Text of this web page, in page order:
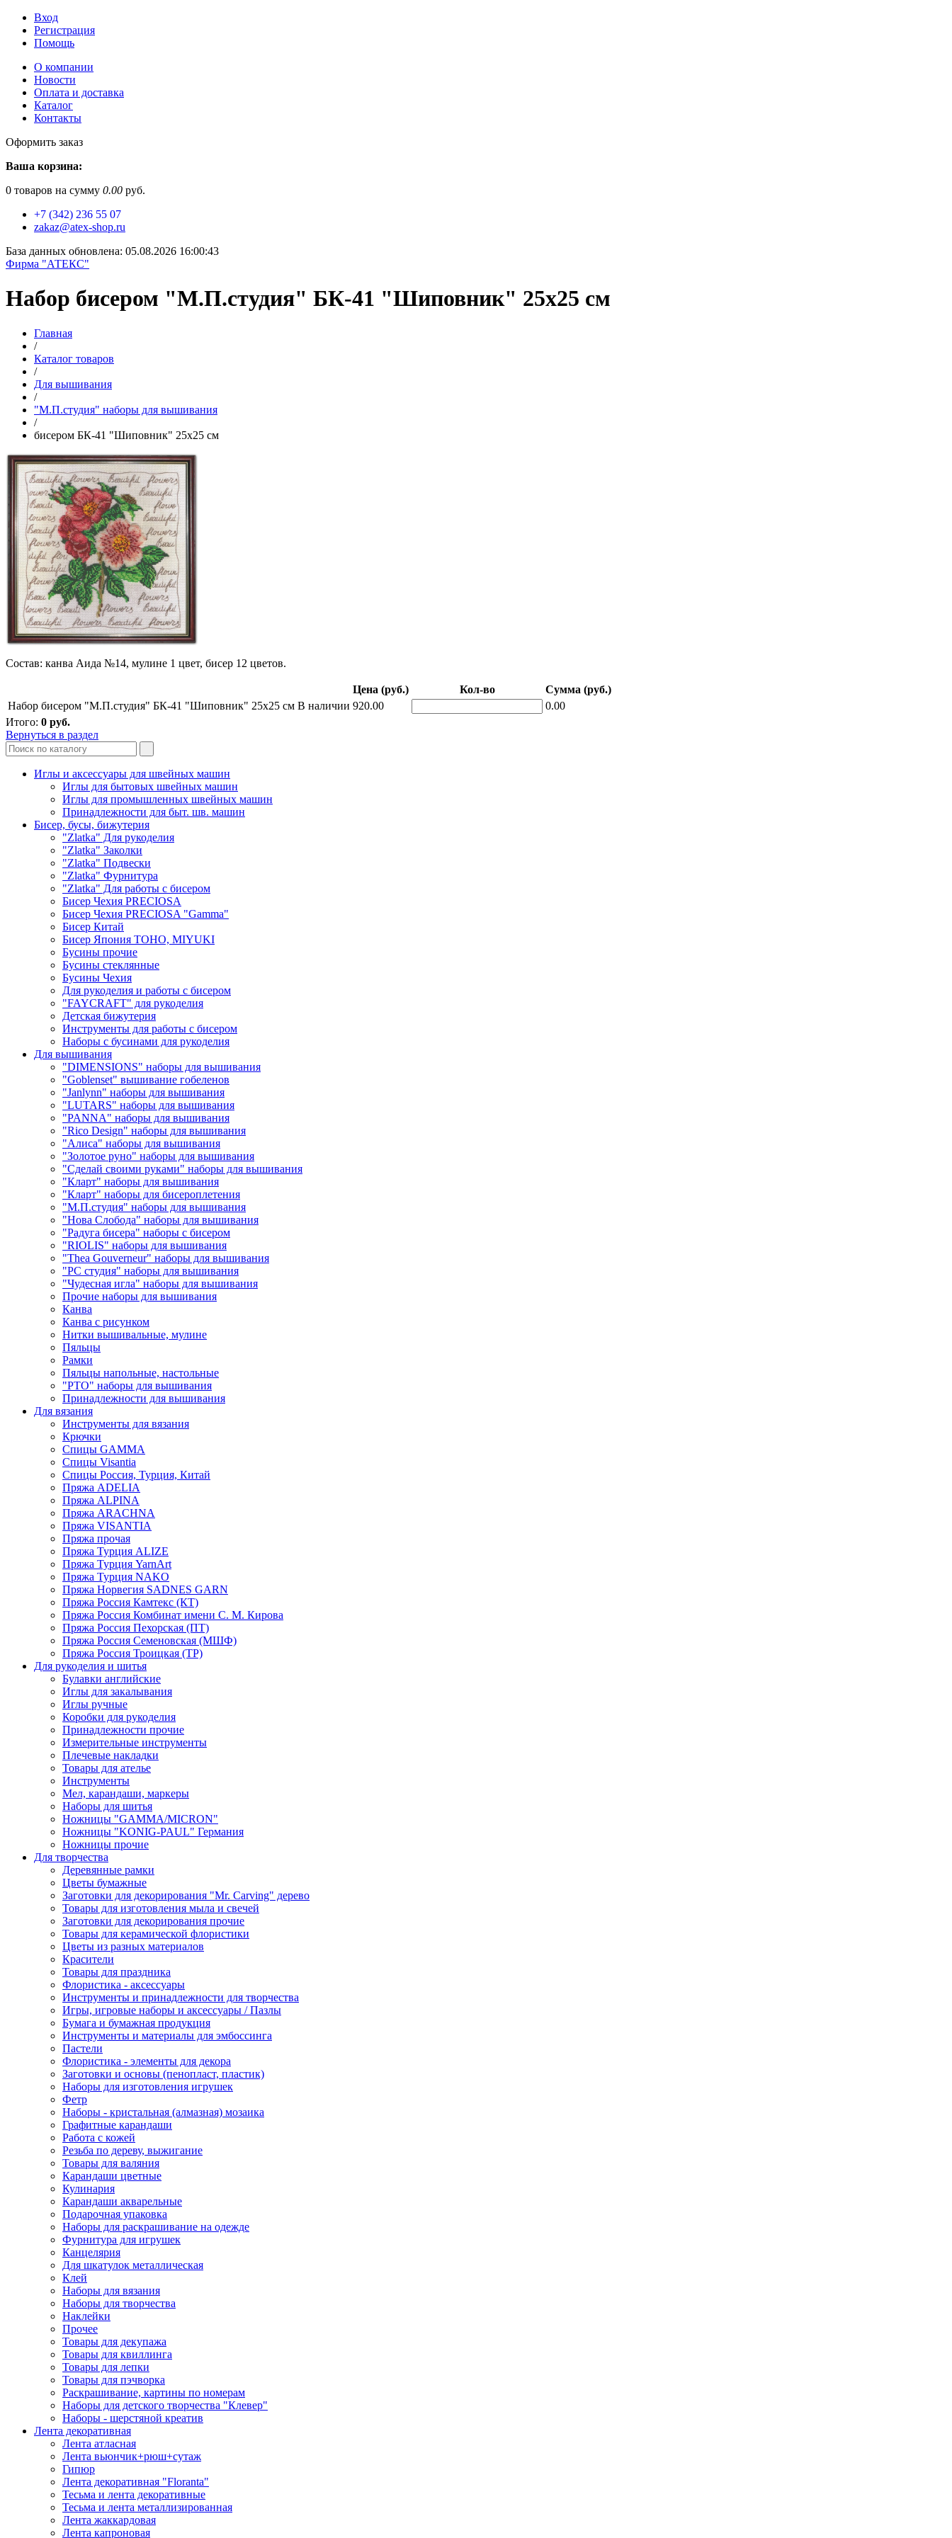
Вход
Регистрация
Помощь
О компании
Новости
Оплата и доставка
Каталог
Контакты
Оформить заказ
Ваша корзина:
0 товаров на сумму 0.00 руб.
+7 (342) 236 55 07
zakaz@atex-shop.ru
База данных обновлена: 05.08.2026 16:00:43
Фирма "АТЕКС"
Набор бисером "М.П.студия" БК-41 "Шиповник" 25х25 см
Главная
/
Каталог товаров
/
Для вышивания
/
"М.П.студия" наборы для вышивания
/
бисером БК-41 "Шиповник" 25х25 см
Cостав: канва Аида №14, мулине 1 цвет, бисер 12 цветов.
Цена (руб.) Кол-во
Сумма (руб.)
Набор бисером "М.П.студия" БК-41 "Шиповник" 25х25 см В наличии 920.00
0.00
Итого: 0 руб.
Вернуться в раздел
Иглы и аксессуары для швейных машин
Иглы для бытовых швейных машин
Иглы для промышленных швейных машин
Принадлежности для быт. шв. машин
Бисер, бусы, бижутерия
"Zlatka" Для рукоделия
"Zlatka" Заколки
"Zlatka" Подвески
"Zlatka" Фурнитура
"Zlatka" Для работы с бисером
Бисер Чехия PRECIOSA
Бисер Чехия PRECIOSA "Gamma"
Бисер Китай
Бисер Япония TOHO, MIYUKI
Бусины прочие
Бусины стеклянные
Бусины Чехия
Для рукоделия и работы с бисером
"FAYCRAFT" для рукоделия
Детская бижутерия
Инструменты для работы с бисером
Наборы с бусинами для рукоделия
Для вышивания
"DIMENSIONS" наборы для вышивания
"Goblenset" вышивание гобеленов
"Janlynn" наборы для вышивания
"LUTARS" наборы для вышивания
"PANNA" наборы для вышивания
"Rico Design" наборы для вышивания
"Алиса" наборы для вышивания
"Золотое руно" наборы для вышивания
"Сделай своими руками" наборы для вышивания
"Кларт" наборы для вышивания
"Кларт" наборы для бисероплетения
"М.П.студия" наборы для вышивания
"Нова Слобода" наборы для вышивания
"Радуга бисера" наборы с бисером
"RIOLIS" наборы для вышивания
"Thea Gouverneur" наборы для вышивания
"РС студия" наборы для вышивания
"Чудесная игла" наборы для вышивания
Прочие наборы для вышивания
Канва
Канва с рисунком
Нитки вышивальные, мулине
Пяльцы
Рамки
Пяльцы напольные, настольные
"РТО" наборы для вышивания
Принадлежности для вышивания
Для вязания
Инструменты для вязания
Крючки
Спицы GAMMA
Спицы Visantia
Спицы Россия, Турция, Китай
Пряжа ADELIA
Пряжа ALPINA
Пряжа ARACHNA
Пряжа VISANTIA
Пряжа прочая
Пряжа Турция ALIZE
Пряжа Турция YarnArt
Пряжа Турция NAKO
Пряжа Норвегия SADNES GARN
Пряжа Россия Камтекс (КТ)
Пряжа Россия Комбинат имени С. М. Кирова
Пряжа Россия Пехорская (ПТ)
Пряжа Россия Семеновская (МШФ)
Пряжа Россия Троицкая (ТР)
Для рукоделия и шитья
Булавки английские
Иглы для закалывания
Иглы ручные
Коробки для рукоделия
Принадлежности прочие
Измерительные инструменты
Плечевые накладки
Товары для ателье
Инструменты
Мел, карандаши, маркеры
Наборы для шитья
Ножницы "GAMMA/MICRON"
Ножницы "KONIG-PAUL" Германия
Ножницы прочие
Для творчества
Деревянные рамки
Цветы бумажные
Заготовки для декорирования "Mr. Carving" дерево
Товары для изготовления мыла и свечей
Заготовки для декорирования прочие
Товары для керамической флористики
Цветы из разных материалов
Красители
Товары для праздника
Флористика - аксессуары
Инструменты и принадлежности для творчества
Игры, игровые наборы и аксессуары / Пазлы
Бумага и бумажная продукция
Инструменты и материалы для эмбоссинга
Пастели
Флористика - элементы для декора
Заготовки и основы (пенопласт, пластик)
Наборы для изготовления игрушек
Фетр
Наборы - кристальная (алмазная) мозаика
Графитные карандаши
Работа с кожей
Резьба по дереву, выжигание
Товары для валяния
Карандаши цветные
Кулинария
Карандаши акварельные
Подарочная упаковка
Наборы для раскрашивание на одежде
Фурнитура для игрушек
Канцелярия
Для шкатулок металлическая
Клей
Наборы для вязания
Наборы для творчества
Наклейки
Прочее
Товары для декупажа
Товары для квиллинга
Товары для лепки
Товары для пэчворка
Раскрашивание, картины по номерам
Наборы для детского творчества "Клевер"
Наборы - шерстяной креатив
Лента декоративная
Лента атласная
Лента вьюнчик+рюш+сутаж
Гипюр
Лента декоративная "Floranta"
Тесьма и лента декоративные
Тесьма и лента металлизированная
Лента жаккардовая
Лента капроновая